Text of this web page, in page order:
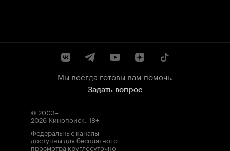
Мы всегда готовы вам помочь.
Задать вопрос
© 2003–
2026 Кинопоиск. 18+
Федеральные каналы
доступны для бесплатного
просмотра круглосуточно